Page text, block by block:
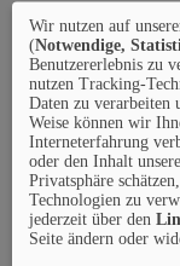
Wir nutzen auf
(Notwendige,
Benutzererlebnis zu
nutzen Tracking-
Daten zu verarbeiten
Weise können wir
Interneterfahrung
oder den Inhalt
Privatsphäre
Technologien zu
jederzeit über den
Seite ändern oder